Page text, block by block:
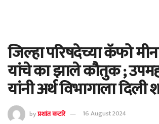
जिल्हा परिषदेच्या कॅफो
यांचे का झाले कौतुक ;
यांनी अर्थ विभागाला दिली
byप्रशांत कटारे 16 August 2024